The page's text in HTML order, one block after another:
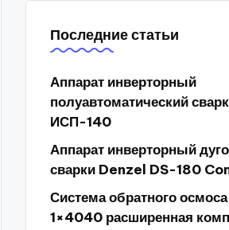
Последние статьи
Аппарат инверторный
полуавтоматический
ИСП-140
Аппарат инверторный
сварки Denzel DS-180
Система обратного осмоса
1×4040 расширенная